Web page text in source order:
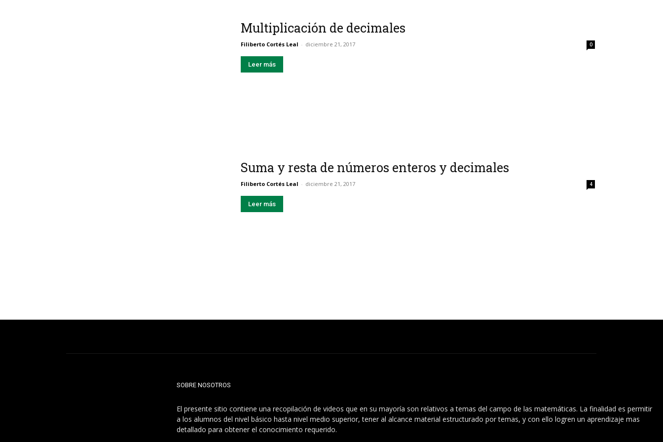
Multiplicación de decimales
Filiberto Cortés Leal - diciembre 21, 2017 0
Leer más
Suma y resta de números enteros y decimales
Filiberto Cortés Leal - diciembre 21, 2017 4
Leer más
SOBRE NOSOTROS
El presente sitio contiene una recopilación de videos que en su mayoría son relativos a temas del campo de las matemáticas. La finalidad es permitir
a los alumnos del nivel básico hasta nivel medio superior, tener al alcance material estructurado por temas, y con ello logren un aprendizaje mas
detallado para obtener el conocimiento requerido.